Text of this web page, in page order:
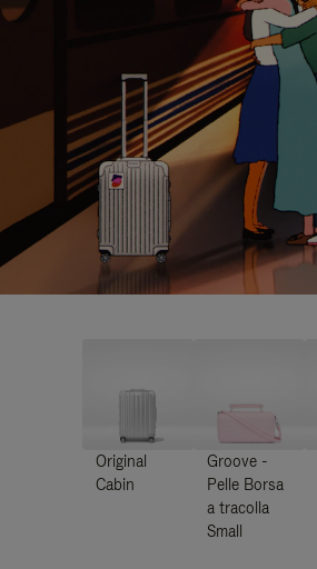
Original
Cabin
Groove -
Pelle Borsa
a tracolla
Small